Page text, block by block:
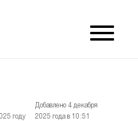
году
Добавлено 4 декабря
2025 года в 10:51